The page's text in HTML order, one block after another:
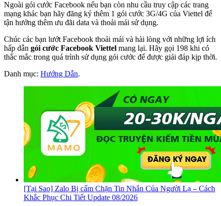
Ngoài gói cước Facebook nếu bạn còn nhu cầu truy cập các trang
mạng khác bạn hãy đăng ký thêm 1 gói cước 3G/4G của Viettel để
tận hưởng thêm ưu đãi data và thoải mái sử dụng.
Chúc các bạn lướt Facebook thoải mái và hài lòng với những lợi ích
hấp dẫn gói cước Facebook Viettel mang lại. Hãy gọi 198 khi có
thắc mắc trong quá trình sử dụng gói cước để được giải đáp kịp thời.
Danh mục: Hướng Dẫn.
[Tại Sao] Zalo Bị cấm Chặn Tin Nhắn Của Người Lạ – Cách
Khắc Phục Chi Tiết Update 08/2026